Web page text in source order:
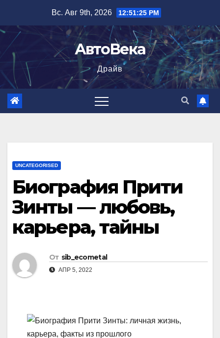
содержимому
Вс. Авг 9th, 2026 12:51:26 PM
АвтоВека
Драйв
UNCATEGORISED
Биография Прити
Зинты — любовь,
карьера, тайны
От sib_ecometal
АПР 5, 2022